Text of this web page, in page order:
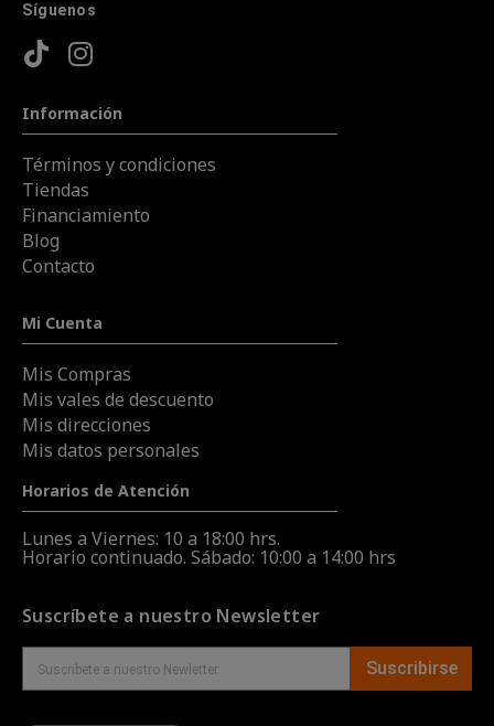
Síguenos
Información
Términos y condiciones
Tiendas
Financiamiento
Blog
Contacto
Mi Cuenta
Mis Compras
Mis vales de descuento
Mis direcciones
Mis datos personales
Horarios de Atención
Lunes a Viernes: 10 a 18:00 hrs.
Horario continuado. Sábado: 10:00 a 14:00 hrs
Suscríbete a nuestro Newsletter
Suscribirse